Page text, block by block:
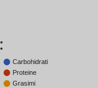
Carbohidrati
Proteine
Grasimi